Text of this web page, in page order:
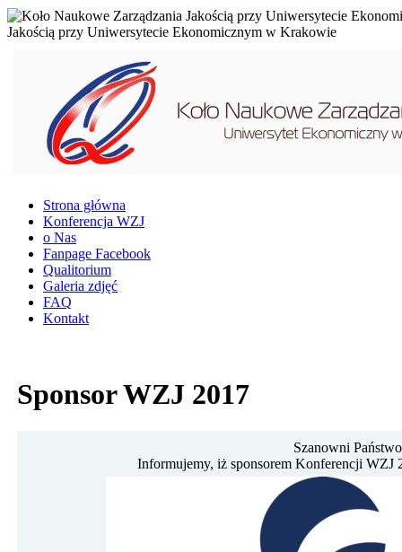
Jakością przy Uniwersytecie Ekonomicznym w Krakowie
Strona główna
Konferencja WZJ
o Nas
Fanpage Facebook
Qualitorium
Galeria zdjęć
FAQ
Kontakt
Sponsor WZJ 2017
Szanowni
Informujemy, iż sponsorem Konferencji WZJ